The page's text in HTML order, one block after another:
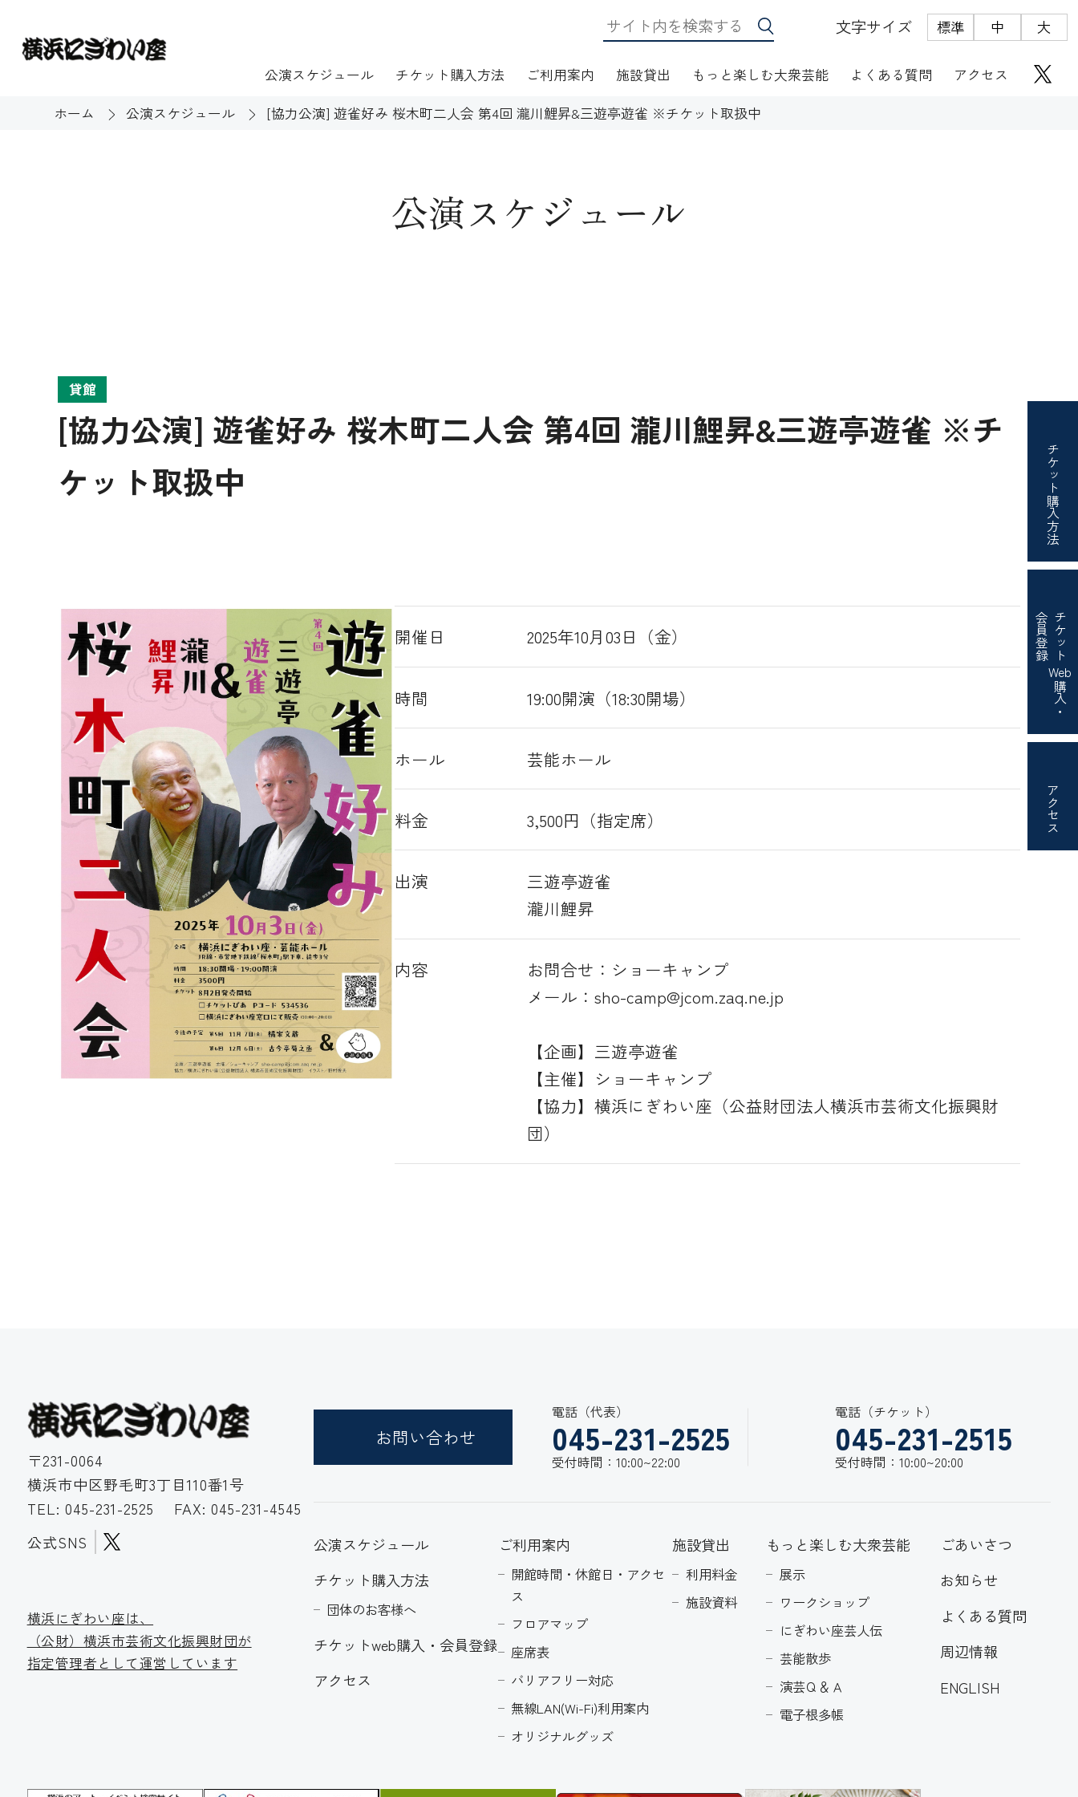
文字サイズ 標準 中 大
公演スケジュール チケット購入方法 ご利用案内
開館時間・休館日・アクセス フロアマップ
施設貸出
施設資料
もっと楽しむ大衆芸能
ワークショップ
よくある質問 アクセス
チケット
購入方法
チケット
Web
購入・
会員登録
アクセス
ホーム 公演スケジュール [協力公演] 遊雀好み 桜木町二人会 第4回 瀧川鯉昇&三遊亭遊雀 ※チケット取扱中
公演スケジュール
貸館
[協力公演] 遊雀好み 桜木町二人会 第4回 瀧川鯉昇&三遊亭遊雀 ※チ
ケット取扱中
開催日 2025年10月03日（金）
時間 19:00開演（18:30開場）
ホール 芸能ホール
料金 3,500円（指定席）
出演
三遊亭遊雀
瀧川鯉昇
内容
お問合せ：ショーキャンプ
メール：sho-camp@jcom.zaq.ne.jp
【企画】三遊亭遊雀
【主催】ショーキャンプ
【協力】横浜にぎわい座（公益財団法人横浜市芸術文化振興財
団）
〒231-0064
横浜市中区野毛町3丁目110番1号
TEL: 045-231-2525
FAX: 045-231-4545
公式SNS
お問い合わせ
電話（代表）
045-231-2525
受付時間：10:00~22:00
電話（チケット）
045-231-2515
受付時間：10:00~20:00
横浜にぎわい座は、
（公財）横浜市芸術文化振興財団が
指定管理者として運営しています
公演スケジュール
チケット購入方法
団体のお客様へ
チケットweb購入・会員登録
アクセス
ご利用案内
開館時間・休館日・アクセ
ス
フロアマップ
座席表
バリアフリー対応
無線LAN(Wi-Fi)利用案内
オリジナルグッズ
施設貸出
利用料金
施設資料
もっと楽しむ大衆芸能
展示
ワークショップ
にぎわい座芸人伝
芸能散歩
演芸Ｑ＆Ａ
電子根多帳
ごあいさつ
お知らせ
よくある質問
周辺情報
ENGLISH